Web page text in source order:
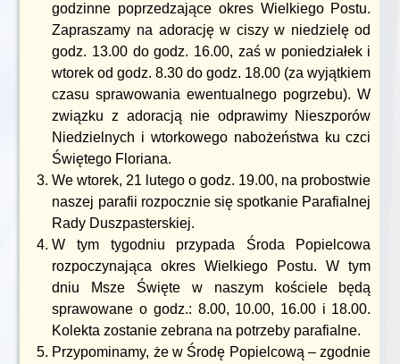
godzinne poprzedzające okres Wielkiego Postu.
Zapraszamy na adorację w ciszy w niedzielę od
godz. 13.00 do godz. 16.00, zaś w poniedziałek i
wtorek od godz. 8.30 do godz. 18.00 (za wyjątkiem
czasu sprawowania ewentualnego pogrzebu). W
związku z adoracją nie odprawimy Nieszporów
Niedzielnych i wtorkowego nabożeństwa ku czci
Świętego Floriana.
We wtorek, 21 lutego o godz. 19.00, na probostwie
naszej parafii rozpocznie się spotkanie Parafialnej
Rady Duszpasterskiej.
W tym tygodniu przypada Środa Popielcowa
rozpoczynająca okres Wielkiego Postu. W tym
dniu Msze Święte w naszym kościele będą
sprawowane o godz.: 8.00, 10.00, 16.00 i 18.00.
Kolekta zostanie zebrana na potrzeby parafialne.
Przypominamy, że w Środę Popielcową – zgodnie